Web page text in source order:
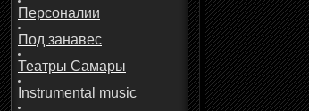
Персоналии
Под занавес
Театры Самары
Instrumental music